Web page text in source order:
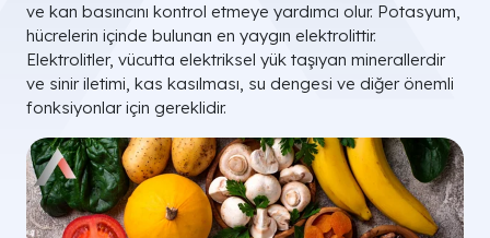
ve kan basıncını kontrol etmeye yardımcı olur. Potasyum,
hücrelerin içinde bulunan en yaygın elektrolittir.
Elektrolitler, vücutta elektriksel yük taşıyan minerallerdir
ve sinir iletimi, kas kasılması, su dengesi ve diğer önemli
fonksiyonlar için gereklidir.